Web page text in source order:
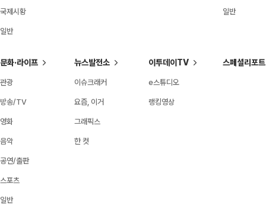
국제시황
일반
일반
문화·라이프
관광
방송/TV
영화
음악
공연/출판
스포츠
일반
뉴스발전소
이슈크래커
요즘, 이거
그래픽스
한 컷
이투데이TV
e스튜디오
랭킹영상
스페셜리포트